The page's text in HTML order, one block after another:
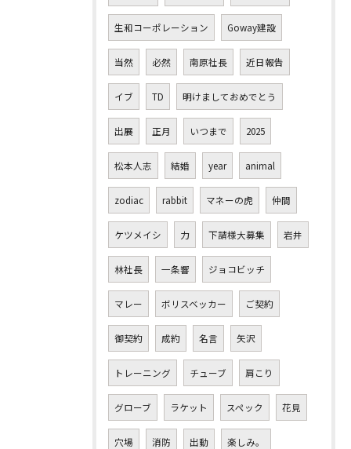
生和コーポレーション Goway建設
当然 必然 南原社長 近日報告
イブ TD 明けましておめでとう
出展 正月 いつまで 2025
松本人志 結婚 year animal
zodiac rabbit マネーの虎 仲間
ケツメイシ 力 下請様大募集 岩井
林社長 一条響 ジョコビッチ
マレー ボリスベッカー ご契約
御契約 成約 名言 矢沢
トレーニング チューブ 肩こり
グローブ ラケット スペック 花見
穴場 消防 出動 楽しみ。